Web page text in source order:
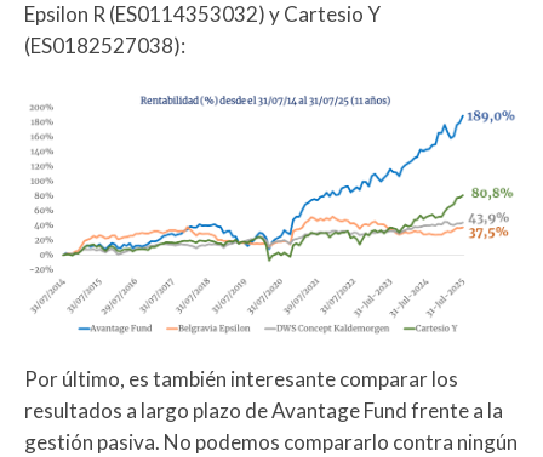
Epsilon R (ES0114353032) y Cartesio Y
(ES0182527038):
Por último, es también interesante comparar los
resultados a largo plazo de Avantage Fund frente a la
gestión pasiva. No podemos compararlo contra ningún